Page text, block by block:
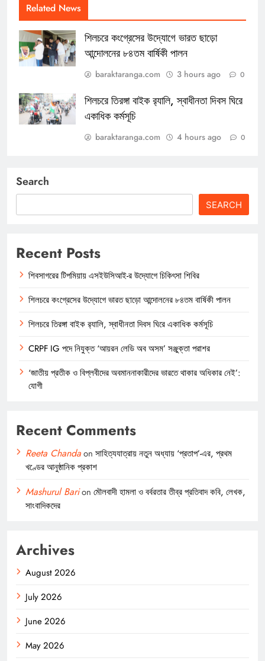
Related News
শিলচরে কংগ্রেসের উদ্যোগে ভারত ছাড়ো
আন্দোলনের ৮৪তম বার্ষিকী পালন
baraktaranga.com 3 hours ago 0
শিলচরে তিরঙ্গা বাইক র‍্যালি, স্বাধীনতা দিবস ঘিরে
একাধিক কর্মসূচি
baraktaranga.com 4 hours ago 0
Search
SEARCH
Recent Posts
শিবসাগরের টিপমিয়ায় এসইউসিআই-র উদ্যোগে চিকিৎসা শিবির
শিলচরে কংগ্রেসের উদ্যোগে ভারত ছাড়ো আন্দোলনের ৮৪তম বার্ষিকী পালন
শিলচরে তিরঙ্গা বাইক র‍্যালি, স্বাধীনতা দিবস ঘিরে একাধিক কর্মসূচি
CRPF IG পদে নিযুক্ত ‘আয়রন লেডি অব অসম’ সঞ্জুক্তা পরাশর
‘জাতীয় প্রতীক ও বিপ্লবীদের অবমাননাকারীদের ভারতে থাকার অধিকার নেই’:
যোগী
Recent Comments
Reeta Chandaon সাহিত্যযাত্রায় নতুন অধ্যায় ‘প্রতাপ’-এর, প্রথম
খণ্ডের আনুষ্ঠানিক প্রকাশ
Mashurul Barion মৌলবাদী হামলা ও বর্বরতার তীব্র প্রতিবাদ কবি, লেখক,
সাংবাদিকদের
Archives
August 2026
July 2026
June 2026
May 2026